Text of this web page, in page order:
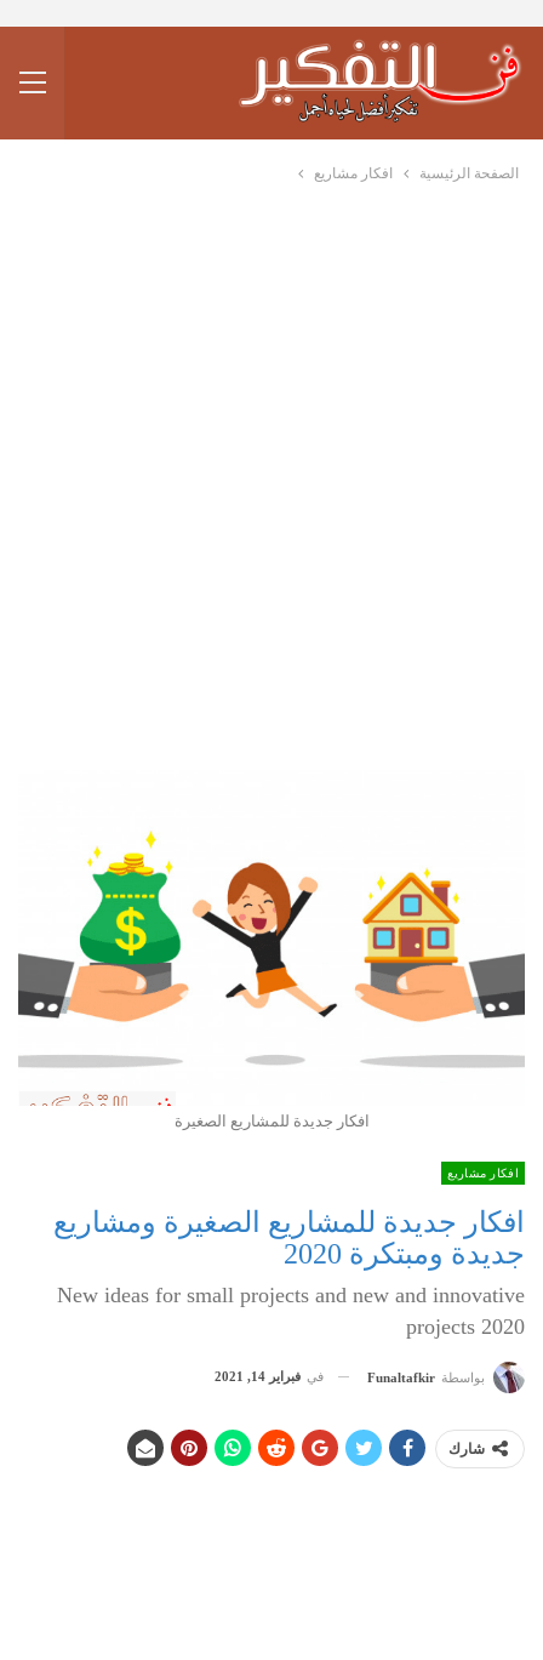
الصفحة الرئيسية افكار مشاريع
افكار جديدة للمشاريع الصغيرة
افكار مشاريع
افكار جديدة للمشاريع الصغيرة ومشاريع
جديدة ومبتكرة 2020
New ideas for small projects and new and innovative
projects 2020
بواسطة Funaltafkir في فبراير 14, 2021
شارك